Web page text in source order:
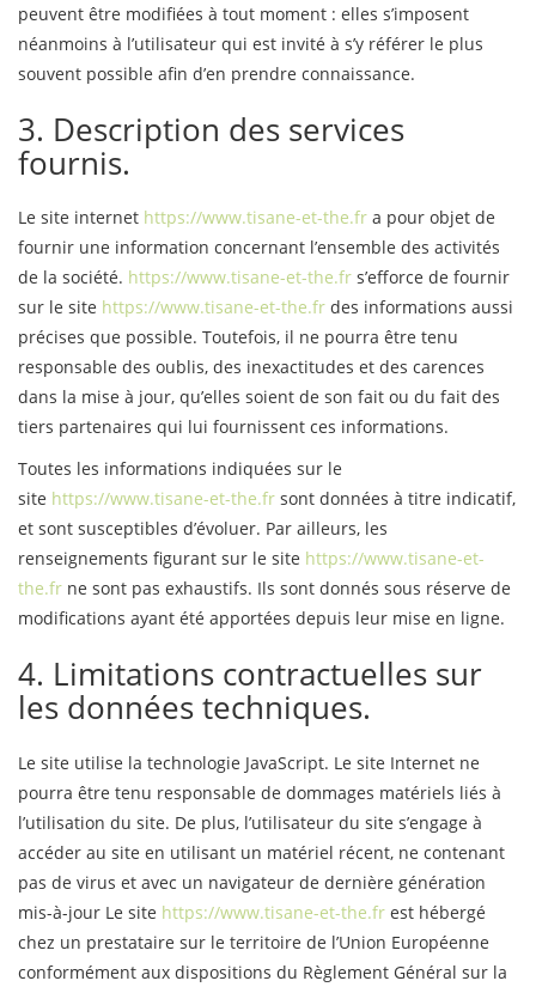
peuvent être modifiées à tout moment : elles s’imposent
néanmoins à l’utilisateur qui est invité à s’y référer le plus
souvent possible afin d’en prendre connaissance.
3. Description des services
fournis.
Le site internet https://www.tisane-et-the.fr a pour objet de
fournir une information concernant l’ensemble des activités
de la société. https://www.tisane-et-the.fr s’efforce de fournir
sur le site https://www.tisane-et-the.fr des informations aussi
précises que possible. Toutefois, il ne pourra être tenu
responsable des oublis, des inexactitudes et des carences
dans la mise à jour, qu’elles soient de son fait ou du fait des
tiers partenaires qui lui fournissent ces informations.
Toutes les informations indiquées sur le
site https://www.tisane-et-the.fr sont données à titre indicatif,
et sont susceptibles d’évoluer. Par ailleurs, les
renseignements figurant sur le site https://www.tisane-et-
the.fr ne sont pas exhaustifs. Ils sont donnés sous réserve de
modifications ayant été apportées depuis leur mise en ligne.
4. Limitations contractuelles sur
les données techniques.
Le site utilise la technologie JavaScript. Le site Internet ne
pourra être tenu responsable de dommages matériels liés à
l’utilisation du site. De plus, l’utilisateur du site s’engage à
accéder au site en utilisant un matériel récent, ne contenant
pas de virus et avec un navigateur de dernière génération
mis-à-jour Le site https://www.tisane-et-the.fr est hébergé
chez un prestataire sur le territoire de l’Union Européenne
conformément aux dispositions du Règlement Général sur la